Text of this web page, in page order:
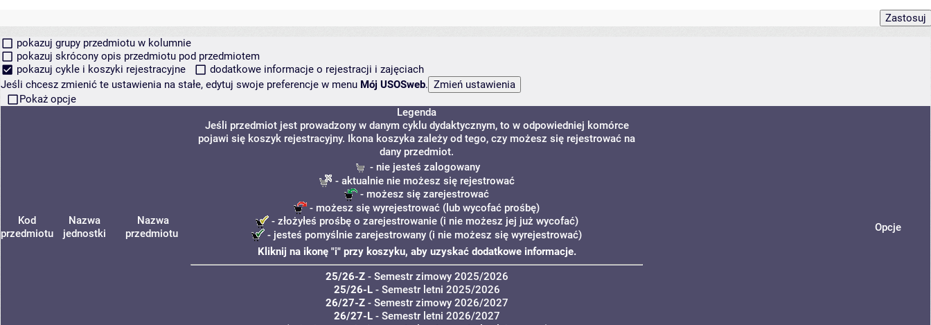
pokazuj grupy przedmiotu w kolumnie
pokazuj skrócony opis przedmiotu pod przedmiotem
pokazuj cykle i koszyki rejestracyjne
dodatkowe informacje o rejestracji i zajęciach
Jeśli chcesz zmienić te ustawienia na stałe, edytuj swoje preferencje w menu Mój USOSweb.
Pokaż opcje
Kod
przedmiotu
Nazwa
jednostki
Nazwa
przedmiotu
Legenda
Jeśli przedmiot jest prowadzony w danym cyklu dydaktycznym, to w odpowiedniej komórce
pojawi się koszyk rejestracyjny. Ikona koszyka zależy od tego, czy możesz się rejestrować na
dany przedmiot.
- nie jesteś zalogowany
- aktualnie nie możesz się rejestrować
- możesz się zarejestrować
- możesz się wyrejestrować (lub wycofać prośbę)
- złożyłeś prośbę o zarejestrowanie (i nie możesz jej już wycofać)
- jesteś pomyślnie zarejestrowany (i nie możesz się wyrejestrować)
Kliknij na ikonę "i" przy koszyku, aby uzyskać dodatkowe informacje.
25/26-Z- Semestr zimowy 2025/2026
25/26-L- Semestr letni 2025/2026
26/27-Z- Semestr zimowy 2026/2027
26/27-L- Semestr letni 2026/2027
Opcje